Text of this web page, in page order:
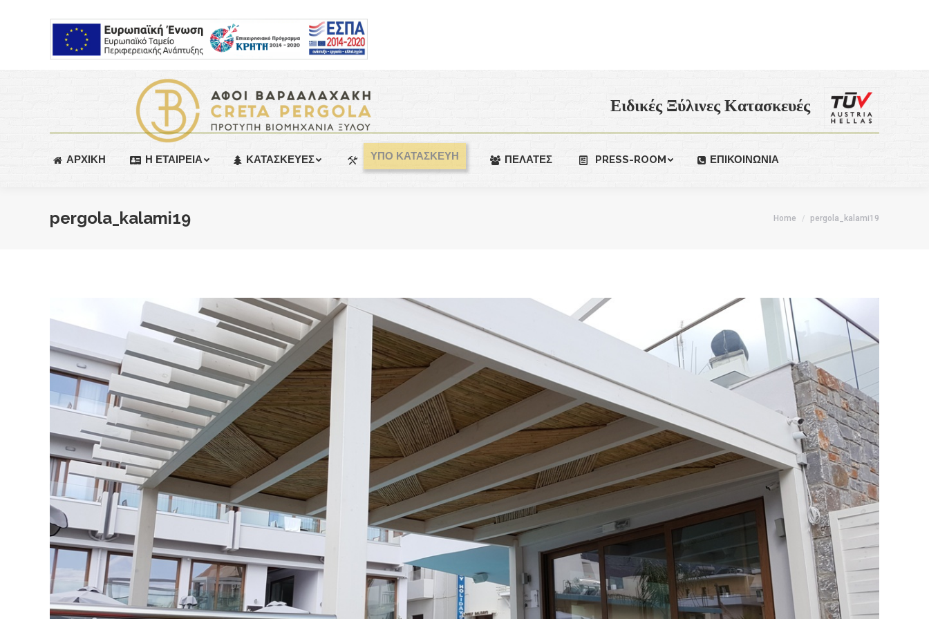
Ειδικές Ξύλινες Κατασκευές
ΑΡΧΙΚΗ Η ΕΤΑΙΡΕΙΑ ΚΑΤΑΣΚΕΥΕΣ ΥΠΟ ΚΑΤΑΣΚΕΥΗ ΠΕΛΑΤΕΣ PRESS-ROOM ΕΠΙΚΟΙΝΩΝΙΑ
pergola_kalami19 Home pergola_kalami19